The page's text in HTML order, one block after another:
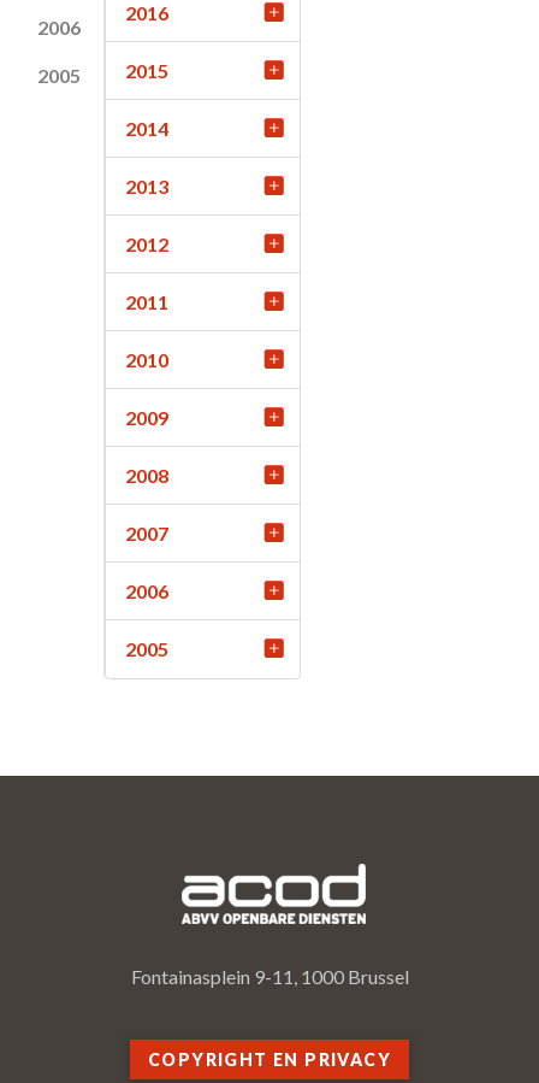
2006
2005
2016
2015
2014
2013
2012
2011
2010
2009
2008
2007
2006
2005
Fontainasplein 9-11, 1000 Brussel
COPYRIGHT EN PRIVACY